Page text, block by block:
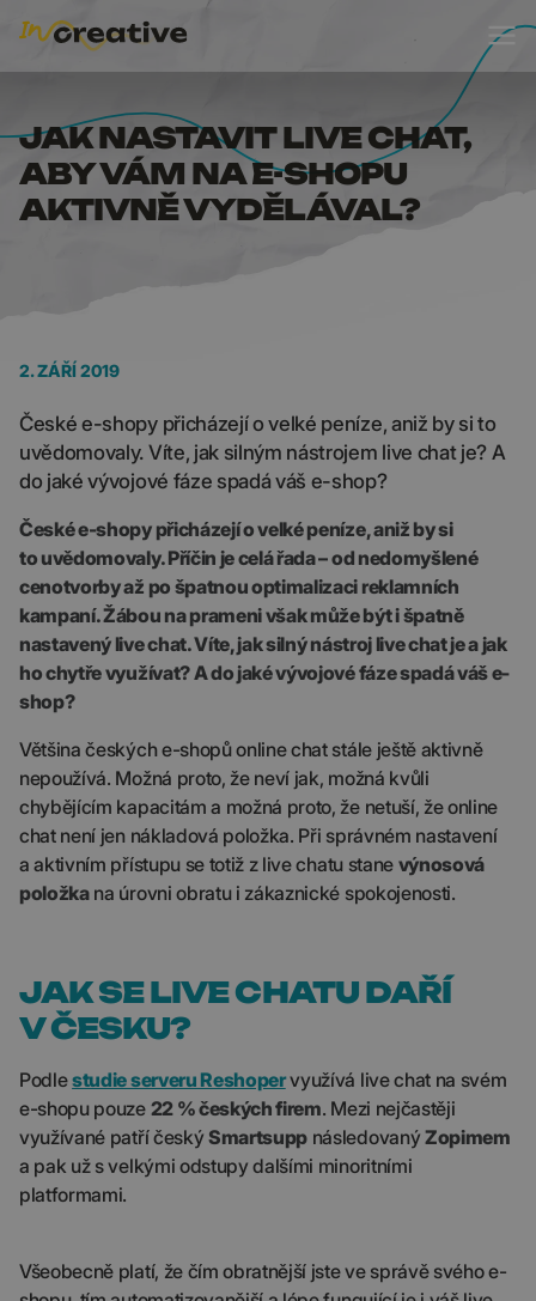
JAK NASTAVIT LIVE
JAK NASTAVIT LIVE CHAT,
ABY VÁM NA E-SHOPU
AKTIVNĚ VYDĚLÁVAL?
2. ZÁŘÍ 2019
České e-shopy přicházejí o velké peníze, aniž by si to
uvědomovaly. Víte, jak silným nástrojem live chat je? A
do jaké vývojové fáze spadá váš e-shop?
České e-shopy přicházejí o velké peníze, aniž by si
to uvědomovaly. Příčin je celá řada – od nedomyšlené
cenotvorby až po špatnou optimalizaci reklamních
kampaní. Žábou na prameni však může být i špatně
nastavený live chat. Víte, jak silný nástroj live chat je a jak
ho chytře využívat? A do jaké vývojové fáze spadá váš e-
shop?
Většina českých e-shopů online chat stále ještě aktivně
nepoužívá. Možná proto, že neví jak, možná kvůli
chybějícím kapacitám a možná proto, že netuší, že online
chat není jen nákladová položka. Při správném nastavení
a aktivním přístupu se totiž z live chatu stane výnosová
položkana úrovni obratu i zákaznické spokojenosti.
JAK SE LIVE CHATU DAŘÍ
V ČESKU?
Podlestudie serveru Reshopervyužívá live chat na svém
e-shopu pouze 22 % českých firem. Mezi nejčastěji
využívané patří český Smartsupp následovaný Zopimem
a pak už s velkými odstupy dalšími minoritními
platformami.
Všeobecně platí, že čím obratnější jste ve správě svého e-